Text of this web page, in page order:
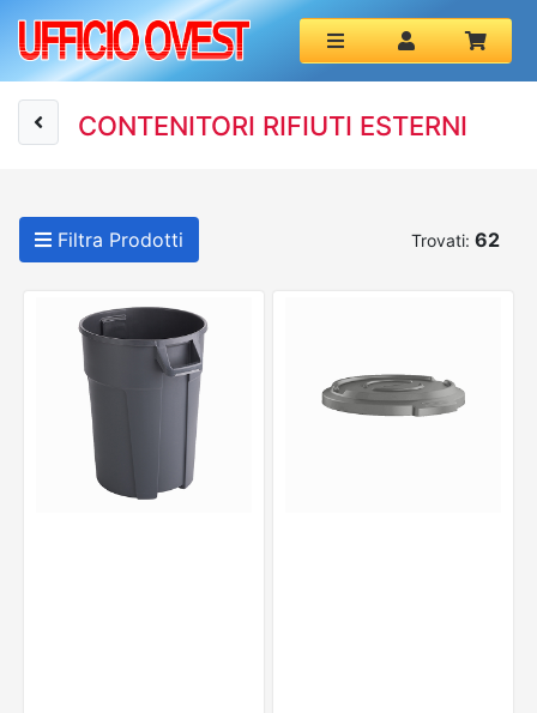
CONTENITORI RIFIUTI ESTERNI
Filtra Prodotti Trovati: 62